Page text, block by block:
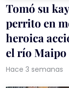
Tomó su
perrito en
heroica
el río Maipo
Hace 3 semanas